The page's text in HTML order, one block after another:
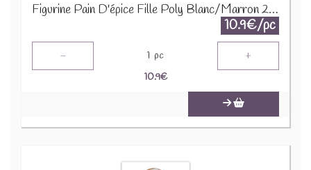
Figurine Pain D'épice Fille Poly Blanc/Marron 26600
10.9€/pc
- 1 pc +
10.9€